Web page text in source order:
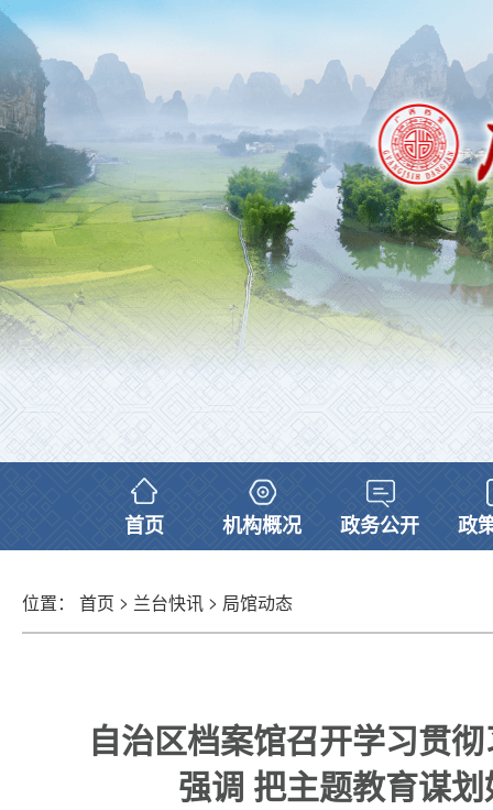
首页 机构概况 政务公开 政
位置： 首页 > 兰台快讯 > 局馆动态
自治区档案馆召开学习贯
强调 把主题教育谋